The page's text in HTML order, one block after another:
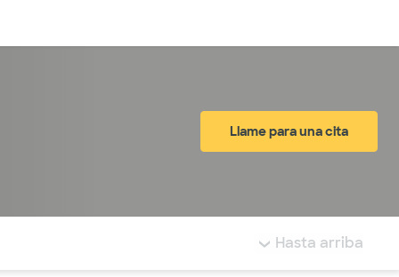
Llame para una cita
Hasta arriba